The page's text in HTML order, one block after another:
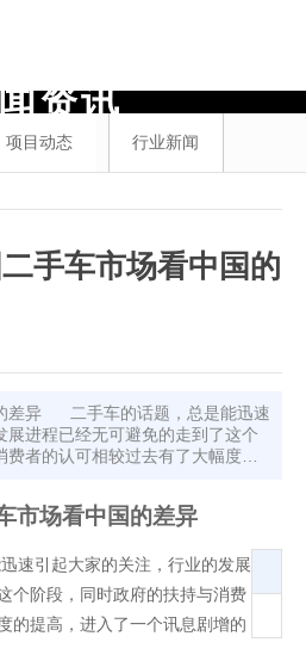
资讯
项目动态 行业新闻
手车市场看中国的
差异 二手车的话题，总是能迅速
展进程已经无可避免的走到了这个
者的认可相较过去有了大幅度的
形成了一套行之有效的市场规
市场看中国的差异
引起大家的关注，行业的发展
个阶段，同时政府的扶持与消费
的提高，进入了一个讯息剧增的